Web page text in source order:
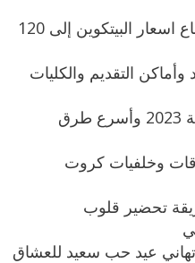
ستاندرد تشارترد: توقعات بارتفاع اسعار البيتكوين إلى 120
2023 مواعيد وأماكن التقديم والكليات
موعد ظهور نتيجة الثانوية العامة 2023 وأسرع طرق
بطاقات وخلفيات كروت
تحضير قلوب